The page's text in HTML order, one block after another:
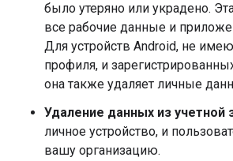
было утеряно или украдено.
все рабочие данные и
Для устройств Android, не
профиля, и
она также удаляет личные
Удаление данных из учетной
личное устройство, и
вашу организацию.